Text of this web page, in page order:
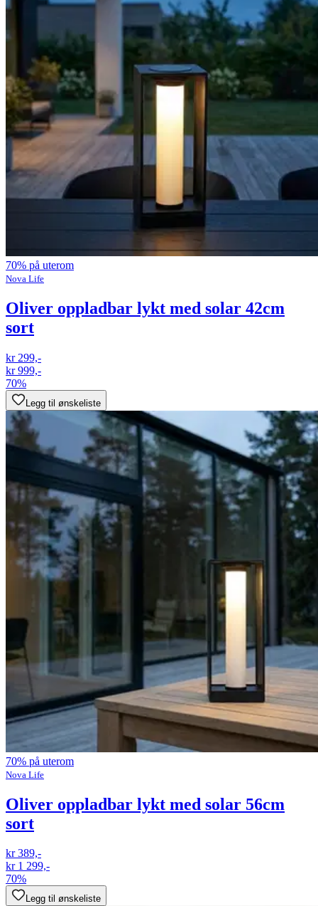
70% på uterom
Nova Life
Oliver oppladbar lykt med solar 42cm
sort
kr 299,-
kr 999,-
70%
Legg til ønskeliste
70% på uterom
Nova Life
Oliver oppladbar lykt med solar 56cm
sort
kr 389,-
kr 1 299,-
70%
Legg til ønskeliste